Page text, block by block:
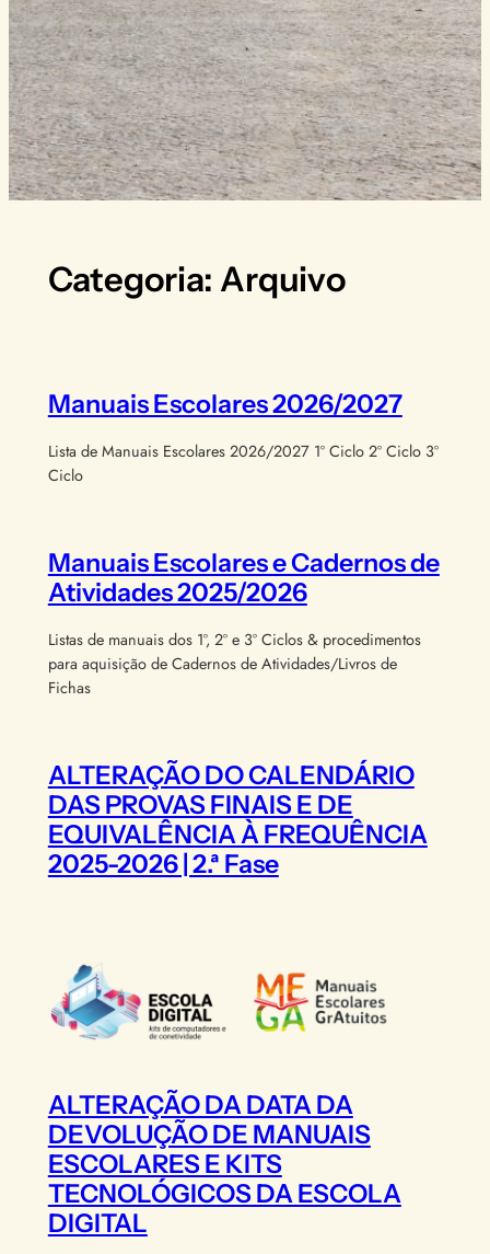
Categoria: Arquivo
Manuais Escolares 2026/2027
Lista de Manuais Escolares 2026/2027 1º Ciclo 2º Ciclo 3º
Ciclo
Manuais Escolares e Cadernos de
Atividades 2025/2026
Listas de manuais dos 1º, 2º e 3º Ciclos & procedimentos
para aquisição de Cadernos de Atividades/Livros de
Fichas
ALTERAÇÃO DO CALENDÁRIO
DAS PROVAS FINAIS E DE
EQUIVALÊNCIA À FREQUÊNCIA
2025-2026 | 2.ª Fase
ALTERAÇÃO DA DATA DA
DEVOLUÇÃO DE MANUAIS
ESCOLARES E KITS
TECNOLÓGICOS DA ESCOLA
DIGITAL